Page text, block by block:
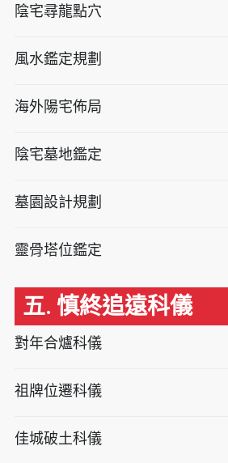
陰宅尋龍點穴
風水鑑定規劃
海外陽宅佈局
陰宅墓地鑑定
墓園設計規劃
靈骨塔位鑑定
五. 慎終追遠科儀
對年合爐科儀
祖牌位遷科儀
佳城破土科儀